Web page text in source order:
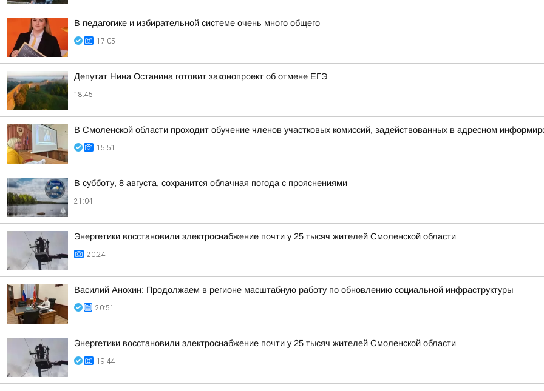
В педагогике и избирательной системе очень много общего
17:05
Депутат Нина Останина готовит законопроект об отмене ЕГЭ
18:45
В Смоленской области проходит обучение членов участковых комиссий, задействованных в адресном
15:51
В субботу, 8 августа, сохранится облачная погода с прояснениями
21:04
Энергетики восстановили электроснабжение почти у 25 тысяч жителей Смоленской области
20:24
Василий Анохин: Продолжаем в регионе масштабную работу по обновлению социальной инфраструктуры
20:51
Энергетики восстановили электроснабжение почти у 25 тысяч жителей Смоленской области
19:44